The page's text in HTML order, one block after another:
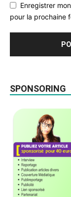
Enregistrer
pour la prochaine
SPONSORING